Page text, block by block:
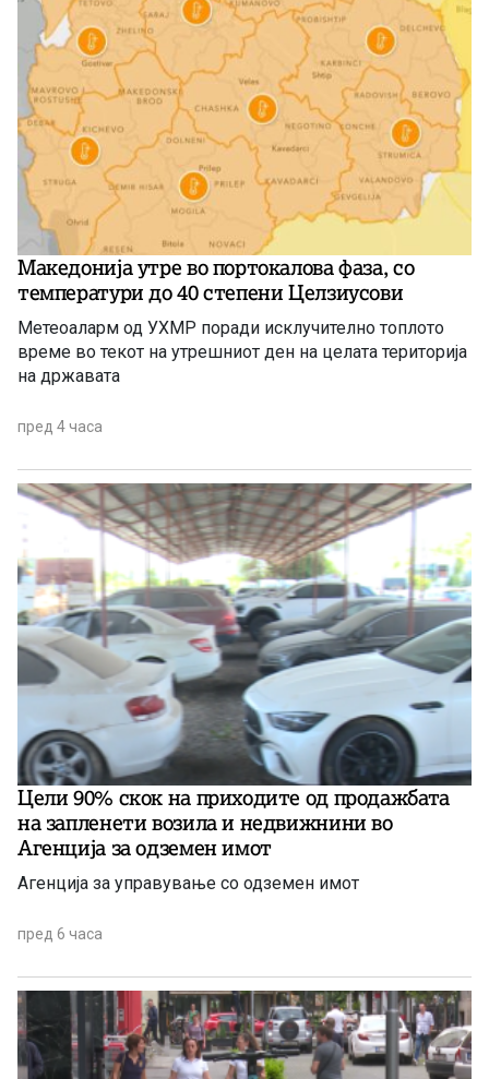
Македонија утре во портокалова фаза, со
температури до 40 степени Целзиусови
Метеоаларм од УХМР поради исклучително топлото
време во текот на утрешниот ден на целата територија
на државата
пред 4 часа
Цели 90% скок на приходите од продажбата
на запленети возила и недвижнини во
Агенција за одземен имот
Агенција за управување со одземен имот
пред 6 часа